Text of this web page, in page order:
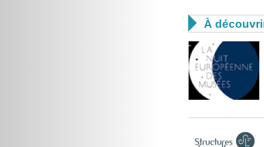
 À